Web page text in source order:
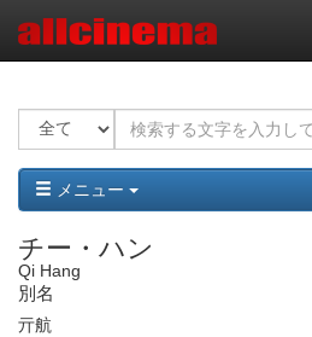
メニュー
チー・ハン
Qi Hang
別名
亓航